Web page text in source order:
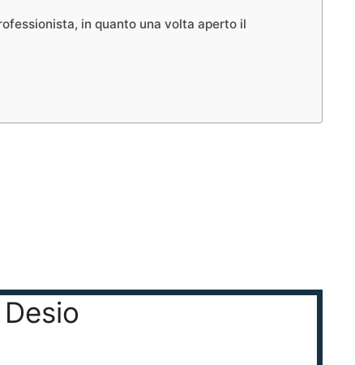
in quanto una volta aperto il